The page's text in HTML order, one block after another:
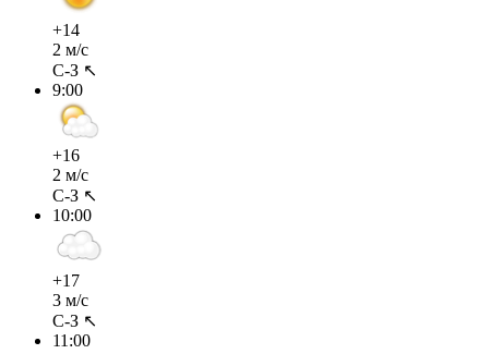
+14
2 м/с
С-З ↖
9:00
+16
2 м/с
С-З ↖
10:00
+17
3 м/с
С-З ↖
11:00